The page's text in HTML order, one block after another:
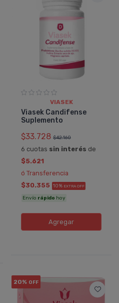
VIASEK
Viasek Candifense
Suplemento
$33.728 $42.160
6 cuotas sin interés de
$5.621
ó Transferencia
$30.355 10% EXTRA OFF
Envío rápido hoy
Agregar
20% OFF